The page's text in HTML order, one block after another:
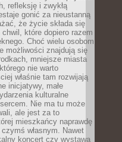
refleksję i zwykłą
gonić za nieustanną
że życie składa się
które dopiero razem
Choć wielu osobom
możliwości znajdują się
mniejsze miasta
nie warto
właśnie tam rozwijają
inicjatywy, małe
kulturalne
Nie ma tu może
ale jest za to
mieszkańcy naprawdę
własnym. Nawet
koncert czy wystawa